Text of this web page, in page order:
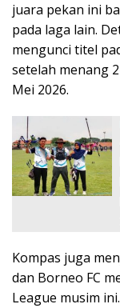
juara pekan ini
pada laga lain.
mengunci titel
setelah menang
Mei 2026.
Kompas juga
dan Borneo FC
League musim